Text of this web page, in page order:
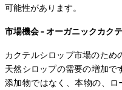
可能性があります。
市場機会 - オーガニックカク
カクテルシロップ市場のため
天然シロップの需要の増加
添加物ではなく、本物の、